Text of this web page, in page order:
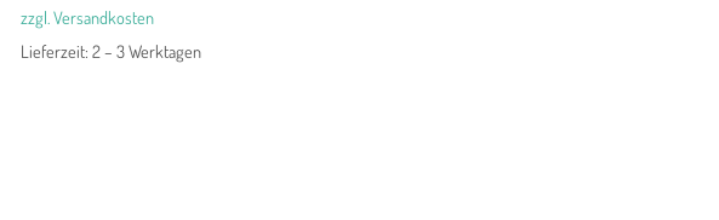
zzgl. Versandkosten
Lieferzeit:2 – 3 Werktagen